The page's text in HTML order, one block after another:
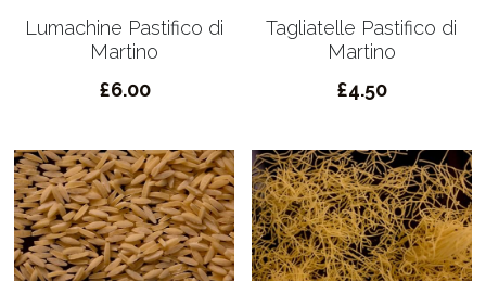
Lumachine Pastifico di
Martino
£6.00
Tagliatelle Pastifico di
Martino
£4.50